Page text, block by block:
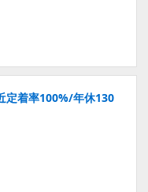
定着率100%/年休130